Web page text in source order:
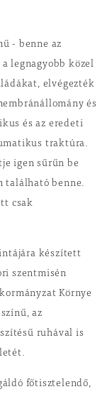
- benne az
legnagyobb közel
elvégezték
és
és az eredeti
traktúra.
igen sűrűn be
található benne.
csak
készített
szentmisén
Környe
az
ruhával is
főtisztelendő,